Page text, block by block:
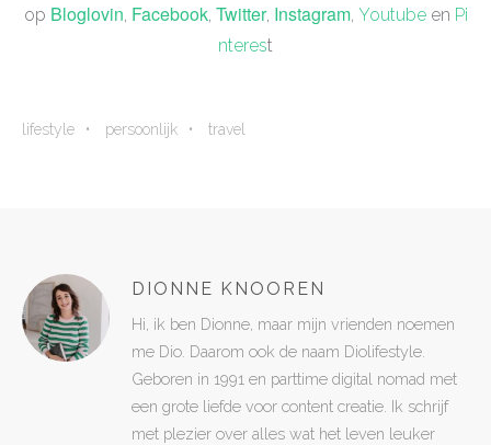
op Bloglovin, Facebook, Twitter, Instagram, Youtubeen Pi
nterest
lifestyle persoonlijk travel
DIONNE KNOOREN
Hi, ik ben Dionne, maar mijn vrienden noemen
me Dio. Daarom ook de naam Diolifestyle.
Geboren in 1991 en parttime digital nomad met
een grote liefde voor content creatie. Ik schrijf
met plezier over alles wat het leven leuker